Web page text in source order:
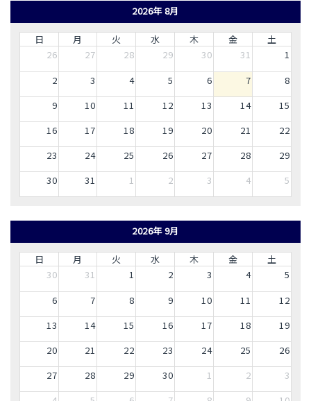
2026年 8月
日 月 火 水 木 金
土
26
27 28 29 30 31
1
2
3 4 5 6 7
8
9
10 11 12 13 14
15
16
17 18 19 20 21
22
23
24 25 26 27 28
29
30
31 1 2 3 4 5
2026年 9月
日 月 火 水 木 金
土
30
31 1 2 3 4
5
6
7 8 9 10 11
12
13
14 15 16 17 18
19
20
21 22 23 24 25
26
27
28 29 30 1 2
3